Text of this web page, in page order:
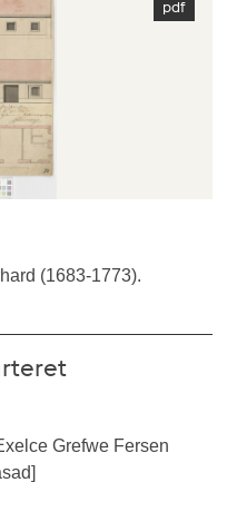
(1683-1773).
Grefwe Fersen